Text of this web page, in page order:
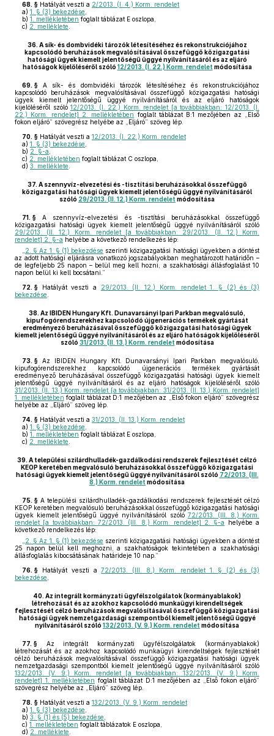
68. § Hatályát veszti a 2/2013. (I. 4.) Korm. rendelet
a) 1. § (3) bekezdése
b) 1. mellékletében foglalt táblázat E oszlopa,
c) 2. melléklete
36. A sík- és dombvidéki tározók létesítéséhez és rekonstrukciójához
kapcsolódó beruházások megvalósításával összefüggő közigazgatási
hatósági ügyek kiemelt jelentőségű üggyé nyilvánításáról és az eljáró
hatóságok kijelöléséről szóló 12/2013. (I. 22.) Korm. rendelet módosítása
69. § A sík- és dombvidéki tározók létesítéséhez és rekonstrukciójához
kapcsolódó beruházások megvalósításával összefüggő közigazgatási hatósági
ügyek kiemelt jelentőségű üggyé nyilvánításáról és az eljáró hatóságok
kijelöléséről szóló 12/2013. (I. 22.) Korm. rendelet [a továbbiakban: 12/2013. (I.
22.) Korm. rendelet] 2. mellékletében foglalt táblázat B:1 mezőjében az „Első
fokon eljáró” szövegrész helyébe az „Eljáró” szöveg lép.
70. § Hatályát veszti a 12/2013. (I. 22.) Korm. rendelet
a) 1. § (3) bekezdése
b) 2. §-a
c) 2. mellékletében foglalt táblázat C oszlopa,
d) 3. melléklete
37. A szennyvíz-elvezetési és -tisztítási beruházásokkal összefüggő
közigazgatási hatósági ügyek kiemelt jelentőségű üggyé nyilvánításáról
szóló 29/2013. (II. 12.) Korm. rendelet módosítása
71. § A szennyvíz-elvezetési és -tisztítási beruházásokkal összefüggő
közigazgatási hatósági ügyek kiemelt jelentőségű üggyé nyilvánításáról szóló
29/2013. (II. 12.) Korm. rendelet [a továbbiakban: 29/2013. (II. 12.) Korm.
rendelet] 2. §-a helyébe a következő rendelkezés lép:
2. § Az 1. § (1) bekezdése szerinti közigazgatási hatósági ügyekben a döntést
az adott hatósági eljárásra vonatkozó jogszabályokban meghatározott határidőn –
de legfeljebb 25 napon – belül meg kell hozni, a szakhatósági állásfoglalást 10
napon belül ki kell bocsátani.”
72. § Hatályát veszti a
29/2013. (II. 12.) Korm. rendelet 1. § (2) és (3)
bekezdése
38. Az IBIDEN Hungary Kft. Dunavarsányi Ipari Parkban megvalósuló,
kipufogórendszerekhez kapcsolódó újgenerációs termékek gyártását
eredményező beruházásával összefüggő közigazgatási hatósági ügyek
kiemelt jelentőségű üggyé nyilvánításáról és az eljáró hatóságok kijelöléséről
szóló 31/2013. (II. 13.) Korm. rendelet módosítása
73. § Az IBIDEN Hungary Kft. Dunavarsányi Ipari Parkban megvalósuló,
kipufogórendszerekhez kapcsolódó újgenerációs termékek gyártását
eredményező beruházásával összefüggő közigazgatási hatósági ügyek kiemelt
jelentőségű üggyé nyilvánításáról és az eljáró hatóságok kijelöléséről szóló
31/2013. (II. 13.) Korm. rendelet [a továbbiakban: 31/2013. (II. 13.) Korm. rendelet]
1. mellékletében foglalt táblázat D:1 mezőjében az „Első fokon eljáró” szövegrész
helyébe az „Eljáró” szöveg lép.
74. § Hatályát veszti a 31/2013. (II. 13.) Korm. rendelet
a) 1. § (3) bekezdése
b) 1. mellékletében foglalt táblázat E oszlopa,
c) 2. melléklete
39. A települési szilárdhulladék-gazdálkodási rendszerek fejlesztését célzó
KEOP keretében megvalósuló beruházásokkal összefüggő közigazgatási
hatósági ügyek kiemelt jelentőségű üggyé nyilvánításáról szóló 72/2013. (III.
8.) Korm. rendelet módosítása
75. § A települési szilárdhulladék-gazdálkodási rendszerek fejlesztését célzó
KEOP keretében megvalósuló beruházásokkal összefüggő közigazgatási hatósági
ügyek kiemelt jelentőségű üggyé nyilvánításáról szóló 72/2013. (III. 8.) Korm.
rendelet [a továbbiakban: 72/2013. (III. 8.) Korm. rendelet] 2. §-a
helyébe a
következő rendelkezés lép:
2. § Az 1. § (1) bekezdése szerinti közigazgatási hatósági ügyekben a döntést
25 napon belül kell meghozni, a szakhatóságok tekintetében a szakhatósági
állásfoglalás kibocsátásának határideje 10 nap.”
76. § Hatályát veszti a72/2013. (III. 8.) Korm. rendelet 1. § (2) és (3)
bekezdése
40. Az integrált kormányzati ügyfélszolgálatok (kormányablakok)
létrehozását és az azokhoz kapcsolódó munkaügyi kirendeltségek
fejlesztését célzó beruházások megvalósításával összefüggő közigazgatási
hatósági ügyek nemzetgazdasági szempontból kiemelt jelentőségű üggyé
nyilvánításáról szóló 132/2013. (V. 9.) Korm. rendelet módosítása
77. § Az integrált kormányzati ügyfélszolgálatok (kormányablakok)
létrehozását és az azokhoz kapcsolódó munkaügyi kirendeltségek fejlesztését
célzó beruházások megvalósításával összefüggő közigazgatási hatósági ügyek
nemzetgazdasági szempontból kiemelt jelentőségű üggyé nyilvánításáról szóló
132/2013. (V. 9.) Korm. rendelet [a továbbiakban: 132/2013. (V. 9.) Korm.
rendelet] 1. mellékletében foglalt táblázat D:1 mezőjében az „Első fokon eljáró”
szövegrész helyébe az „Eljáró” szöveg lép.
78. § Hatályát veszti a 132/2013. (V. 9.) Korm. rendelet
a) 1. § (3) bekezdése
b) 3. § (1) és (5) bekezdése
c) 1. mellékletében foglalt táblázatok E oszlopa,
d) 2. melléklete